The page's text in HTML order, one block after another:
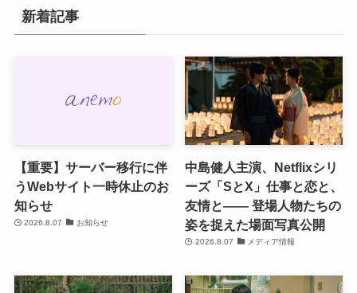
新着記事
【重要】サーバー移行に伴
うWebサイト一時休止のお
知らせ
2026.8.07 お知らせ
中島健人主演、Netflixシリ
ーズ「SとX」仕事と恋と、
友情と―― 登場人物たちの
姿を捉えた場面写真公開
2026.8.07 メディア情報